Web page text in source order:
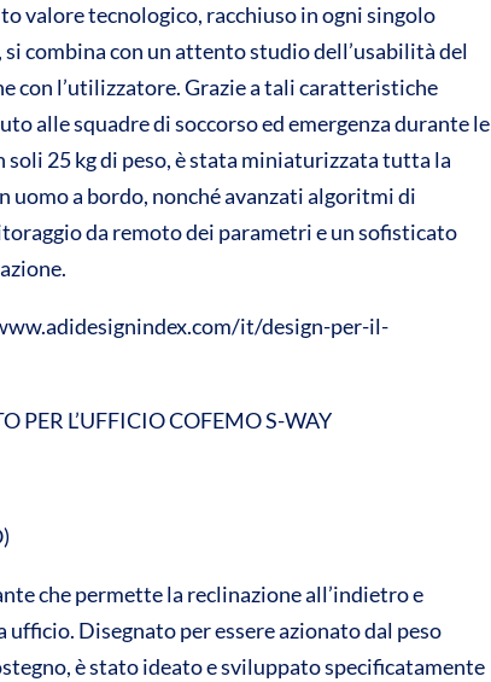
valore tecnologico, racchiuso in ogni singolo
combina con un attento studio dell’usabilità del
con l’utilizzatore. Grazie a tali caratteristiche
alle squadre di soccorso ed emergenza durante le
25 kg di peso, è stata miniaturizzata tutta la
a bordo, nonché avanzati algoritmi di
da remoto dei parametri e un sofisticato
it/design-per-il-
PER L’UFFICIO COFEMO S-WAY
che permette la reclinazione all’indietro e
ufficio. Disegnato per essere azionato dal peso
è stato ideato e sviluppato specificatamente